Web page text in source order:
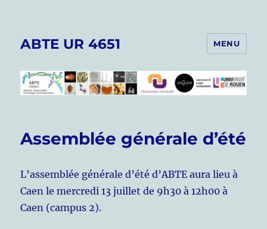
ABTE UR 4651 MENU
Assemblée générale d’été
L’assemblée générale d’été d’ABTE aura lieu à
Caen le mercredi 13 juillet de 9h30 à 12h00 à
Caen (campus 2).